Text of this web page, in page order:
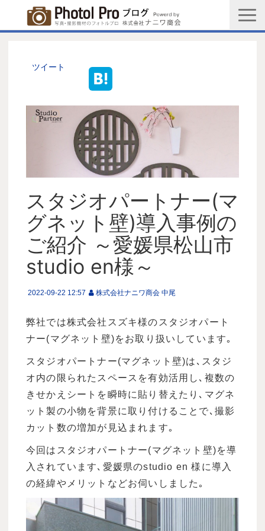
メルマガ登録
PGC新規登録申込み
写真館協会新規登録申込み
お問い合わせ
ツイート
スタジオパートナー(マ
グネット壁)導入事例の
ご紹介 ～愛媛県松山市
studio en様～
2022-09-22 12:57 株式会社ナニワ商会 中尾
弊社では株式会社スズキ様のスタジオパート
ナー(マグネット壁)をお取り扱いしています｡
スタジオパートナー(マグネット壁)は､スタジ
オ内の限られたスペースを有効活用し､複数の
きせかえシートを瞬時に貼り替えたり､マグネ
ット製の小物を背景に取り付けることで､撮影
カット数の増加が見込まれます｡
今回はスタジオパートナー(マグネット壁)を導
入されています､愛媛県のstudio en 様に導入
の経緯やメリットなどお伺いしました｡